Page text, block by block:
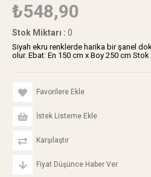
₺548,90
Stok Miktarı : 0
Siyah ekru renklerde harika bir şanel
olur. Ebat: En 150 cm x Boy 250 cm
Favorilere Ekle
İstek Listeme Ekle
Karşılaştır
Fiyat Düşünce Haber Ver